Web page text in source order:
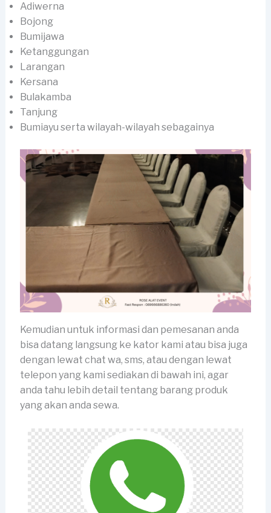
Adiwerna
Bojong
Bumijawa
Ketanggungan
Larangan
Kersana
Bulakamba
Tanjung
Bumiayu serta wilayah-wilayah sebagainya
Kemudian untuk informasi dan pemesanan anda
bisa datang langsung ke kator kami atau bisa juga
dengan lewat chat wa, sms, atau dengan lewat
telepon yang kami sediakan di bawah ini, agar
anda tahu lebih detail tentang barang produk
yang akan anda sewa.